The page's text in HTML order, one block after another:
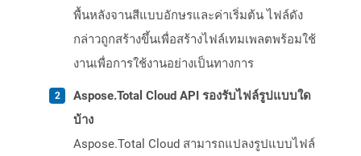
พื้นหลังจานสีแบบอักษรและค่าเริ่มต้น ไฟล์ดัง
กล่าวถูกสร้างขึ้นเพื่อสร้างไฟล์เทมเพลตพร้อมใช้
งานเพื่อการใช้งานอย่างเป็นทางการ
Aspose.Total Cloud API รองรับไฟล์รูปแบบใด
บ้าง
Aspose.Total Cloud สามารถแปลงรูปแบบไฟล์